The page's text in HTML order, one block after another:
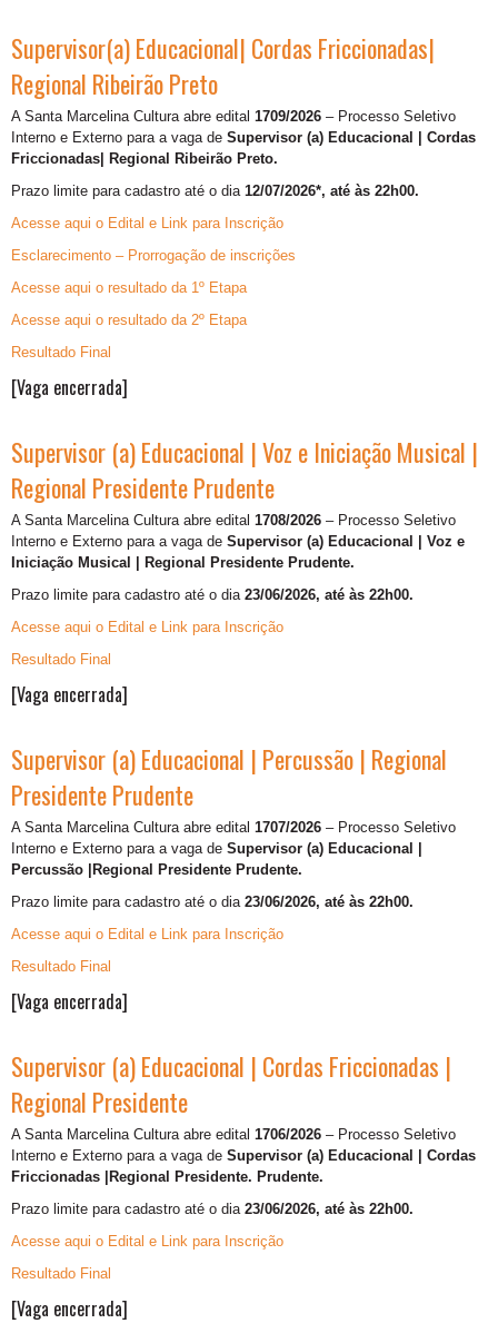
Supervisor(a) Educacional| Cordas Friccionadas|
Regional Ribeirão Preto
A Santa Marcelina Cultura abre edital 1709/2026 – Processo Seletivo
Interno e Externo para a vaga de Supervisor (a) Educacional | Cordas
Friccionadas| Regional Ribeirão Preto.
Prazo limite para cadastro até o dia 12/07/2026*, até às 22h00.
Acesse aqui o Edital e Link para Inscrição
Esclarecimento – Prorrogação de inscrições
Acesse aqui o resultado da 1º Etapa
Acesse aqui o resultado da 2º Etapa
Resultado Final
[Vaga encerrada]
Supervisor (a) Educacional | Voz e Iniciação Musical |
Regional Presidente Prudente
A Santa Marcelina Cultura abre edital 1708/2026 – Processo Seletivo
Interno e Externo para a vaga de Supervisor (a) Educacional | Voz e
Iniciação Musical | Regional Presidente Prudente.
Prazo limite para cadastro até o dia 23/06/2026, até às 22h00.
Acesse aqui o Edital e Link para Inscrição
Resultado Final
[Vaga encerrada]
Supervisor (a) Educacional | Percussão | Regional
Presidente Prudente
A Santa Marcelina Cultura abre edital 1707/2026 – Processo Seletivo
Interno e Externo para a vaga de Supervisor (a) Educacional |
Percussão |Regional Presidente Prudente.
Prazo limite para cadastro até o dia 23/06/2026, até às 22h00.
Acesse aqui o Edital e Link para Inscrição
Resultado Final
[Vaga encerrada]
Supervisor (a) Educacional | Cordas Friccionadas |
Regional Presidente
A Santa Marcelina Cultura abre edital 1706/2026 – Processo Seletivo
Interno e Externo para a vaga de Supervisor (a) Educacional | Cordas
Friccionadas |Regional Presidente. Prudente.
Prazo limite para cadastro até o dia 23/06/2026, até às 22h00.
Acesse aqui o Edital e Link para Inscrição
Resultado Final
[Vaga encerrada]